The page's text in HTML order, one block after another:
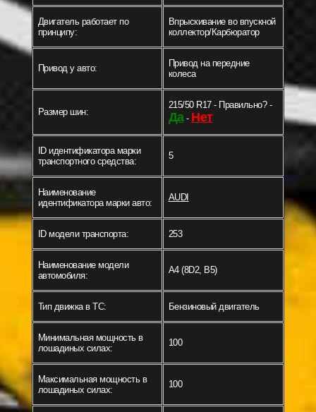
Двигатель работает по
принципу:
Впрыскивание во впускной
коллектор/Карбюратор
Привод у авто:
Привод на передние
колеса
Размер шин:
215/50 R17 - Правильно? -
Да- Нет
ID идентификатора марки
транспортного средства:
5
Наименование
идентификатора марки авто:
AUDI
ID модели транспорта: 253
Наименование модели
автомобиля:
A4 (8D2, B5)
Тип движка в ТС: Бензиновый двигатель
Минимальная мощность в
лошадиных силах:
100
Максимальная мощность в
лошадиных силах:
100